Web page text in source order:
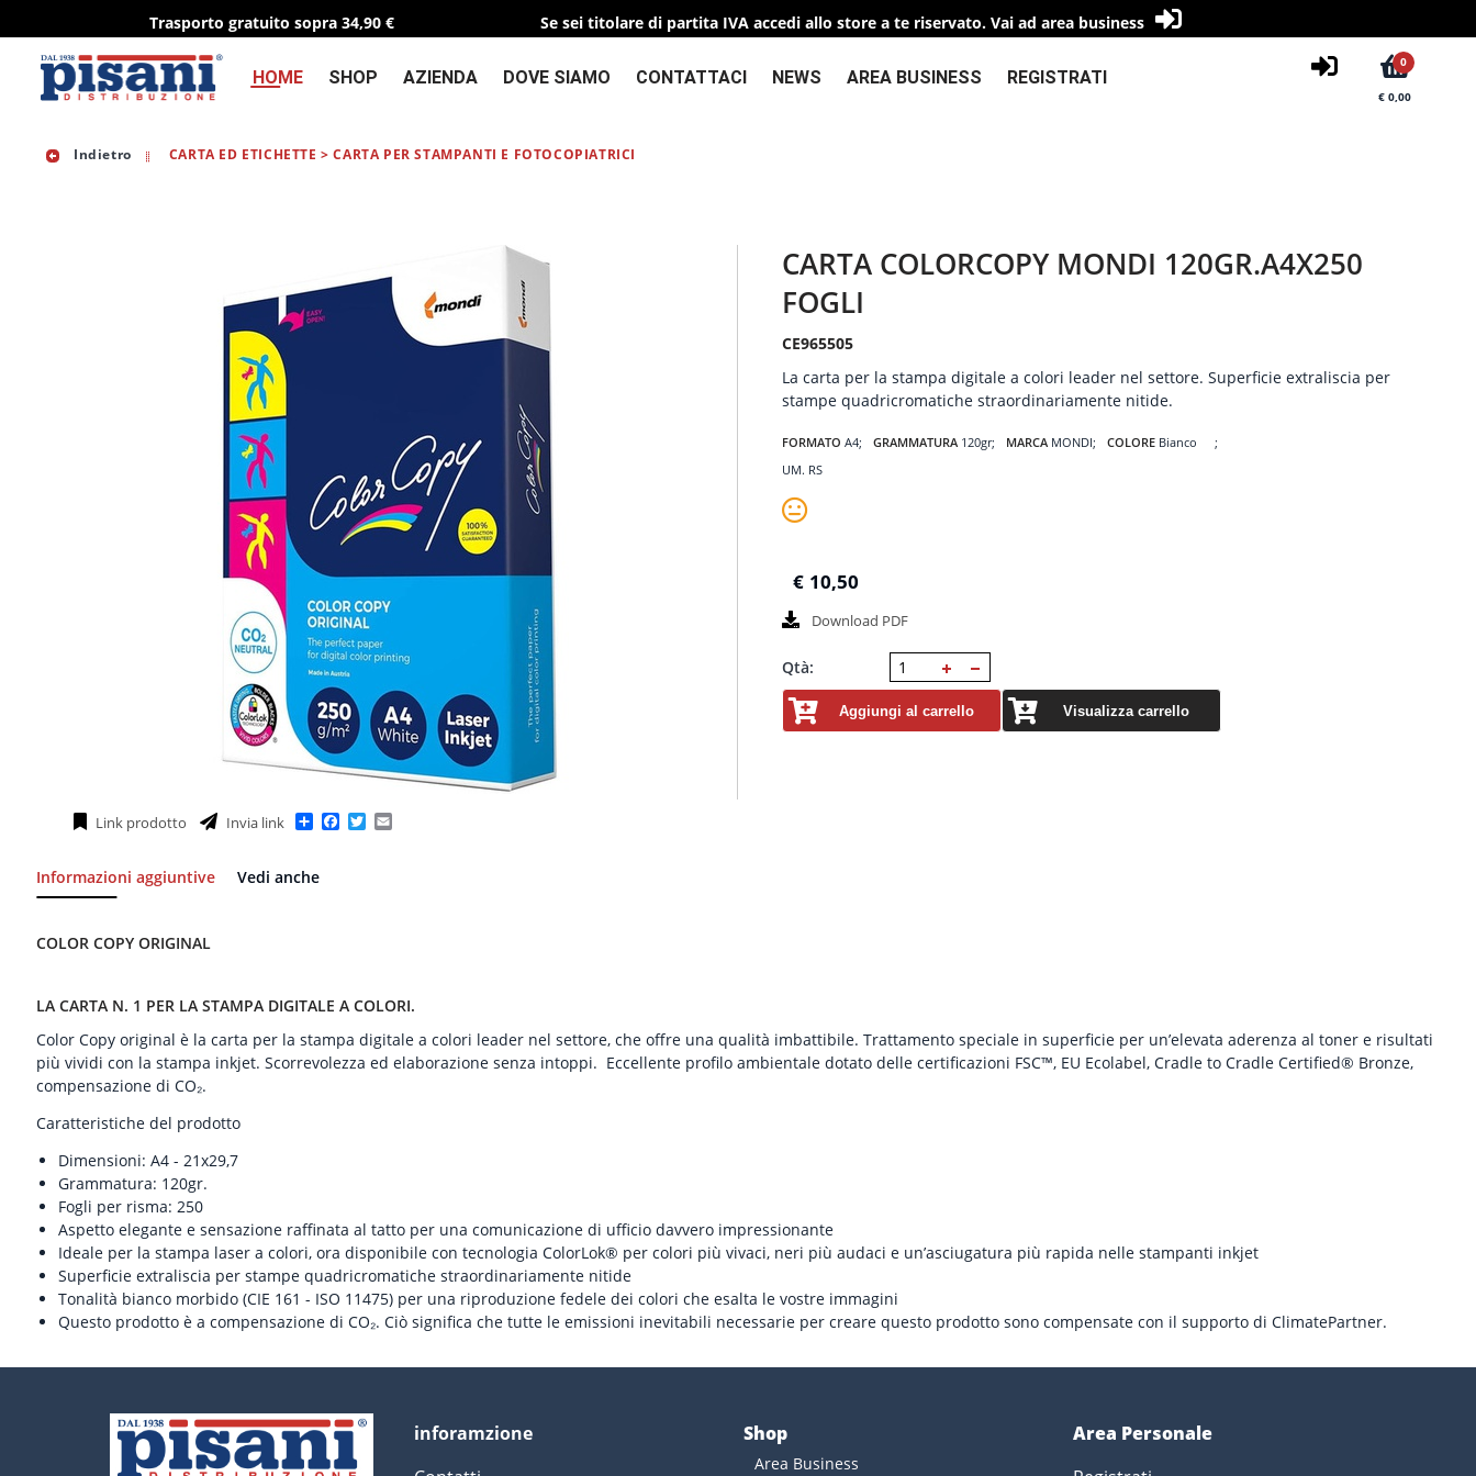
Trasporto gratuito sopra 34,90 € Se sei titolare di partita IVA accedi allo store a te riservato. Vai ad area business
0
€ 0,00
HOME SHOP AZIENDA DOVE SIAMO CONTATTACI NEWS AREA BUSINESS REGISTRATI
Indietro CARTA ED ETICHETTE > CARTA PER STAMPANTI E FOTOCOPIATRICI
CARTA COLORCOPY MONDI 120GR.A4X250
FOGLI
CE965505
La carta per la stampa digitale a colori leader nel settore. Superficie extraliscia per
stampe quadricromatiche straordinariamente nitide.
FORMATO A4 GRAMMATURA 120gr MARCA MONDI COLORE Bianco
UM. RS
Download PDF
€ 10,50
Qtà:
Aggiungi al carrello Visualizza carrello
Link prodotto Invia link Condividi
Facebook
TwitterEmail
Informazioni aggiuntive Vedi anche
COLOR COPY ORIGINAL
LA CARTA N. 1 PER LA STAMPA DIGITALE A COLORI.
Color Copy original è la carta per la stampa digitale a colori leader nel settore, che offre una qualità imbattibile. Trattamento speciale in superficie per un’elevata aderenza al toner e risultati
più vividi con la stampa inkjet. Scorrevolezza ed elaborazione senza intoppi. Eccellente profilo ambientale dotato delle certificazioni FSC™, EU Ecolabel, Cradle to Cradle Certified® Bronze,
compensazione di CO₂.
Caratteristiche del prodotto
Dimensioni: A4 - 21x29,7
Grammatura: 120gr.
Fogli per risma: 250
Aspetto elegante e sensazione raffinata al tatto per una comunicazione di ufficio davvero impressionante
Ideale per la stampa laser a colori, ora disponibile con tecnologia ColorLok® per colori più vivaci, neri più audaci e un’asciugatura più rapida nelle stampanti inkjet
Superficie extraliscia per stampe quadricromatiche straordinariamente nitide
Tonalità bianco morbido (CIE 161 - ISO 11475) per una riproduzione fedele dei colori che esalta le vostre immagini
Questo prodotto è a compensazione di CO₂. Ciò significa che tutte le emissioni inevitabili necessarie per creare questo prodotto sono compensate con il supporto di ClimatePartner.
inforamzione
Shop
Area Business
Area Personale